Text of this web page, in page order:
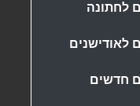
לחתונה
לאודישנים
חדשים